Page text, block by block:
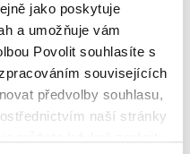
jako poskytuje
a umožňuje vám
Povolit souhlasíte s
souvisejících
předvolby souhlasu,
naší stránky
platformách,